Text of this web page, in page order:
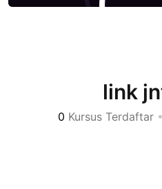
link
0 Kursus Terdaftar •